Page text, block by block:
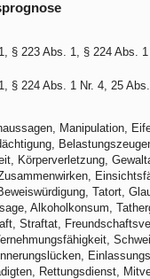
§ 223 Abs. 1, § 224 Abs.
§ 224 Abs. 1 Nr. 4, 25
Manipulation,
Körperverletzung,
Tatort,
Alkoholkonsum,
Straftat,
Rettungsdienst,